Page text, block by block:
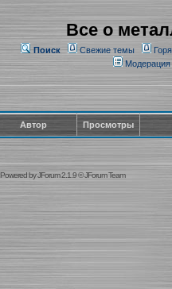
Все о
Поиск Свежие темы
Модерация
Автор Просмотры
Powered byJForum 2.1.9©JForum Team